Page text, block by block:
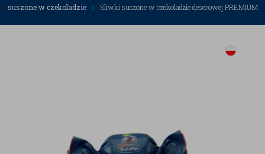
suszone w czekoladzie
Śliwki suszone w czekoladzie deserowej PREMIUM